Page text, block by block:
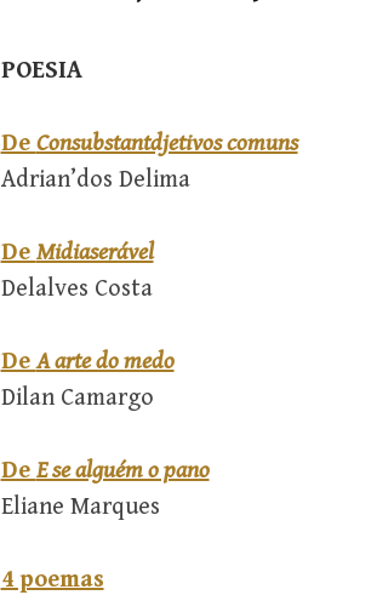
POESIA
De Consubstantdjetivos comuns
Adrian’dos Delima
De Midiaserável
Delalves Costa
DeA arte do medo
Dilan Camargo
De E se alguém o pano
Eliane Marques
4 poemas